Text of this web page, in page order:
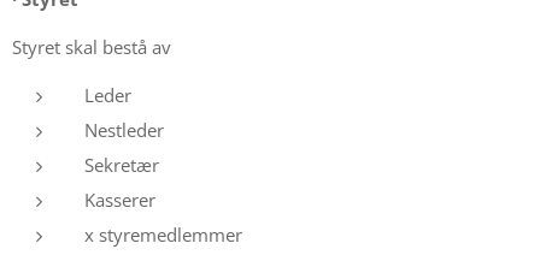
Styret skal bestå av
Leder
Nestleder
Sekretær
Kasserer
x styremedlemmer